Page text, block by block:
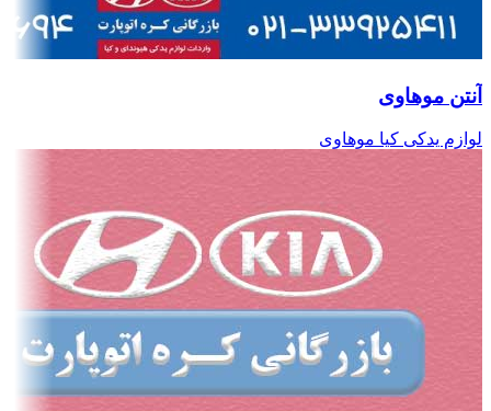
آنتن موهاوی
لوازم یدکی کیا موهاوی